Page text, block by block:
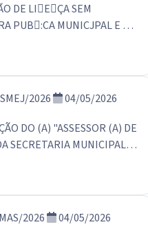
DE LI􀀢E􀀁ÇA SEM
PUB􀀊:CA MUNICJPAL E DÁ
2026
04/05/2026
DO (A) "ASSESSOR (A) DE
SECRETARIA MUNICIPAL
2026
04/05/2026